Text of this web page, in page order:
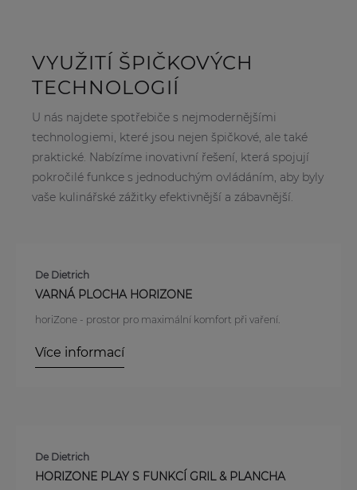
VYUŽITÍ ŠPIČKOVÝCH
TECHNOLOGIÍ
U nás najdete spotřebiče s nejmodernějšími
technologiemi, které jsou nejen špičkové, ale také
praktické. Nabízíme inovativní řešení, která spojují
pokročilé funkce s jednoduchým ovládáním, aby byly
vaše kulinářské zážitky efektivnější a zábavnější.
De Dietrich
VARNÁ PLOCHA HORIZONE
horiZone - prostor pro maximální komfort při vaření.
Více informací
De Dietrich
HORIZONE PLAY S FUNKCÍ GRIL & PLANCHA